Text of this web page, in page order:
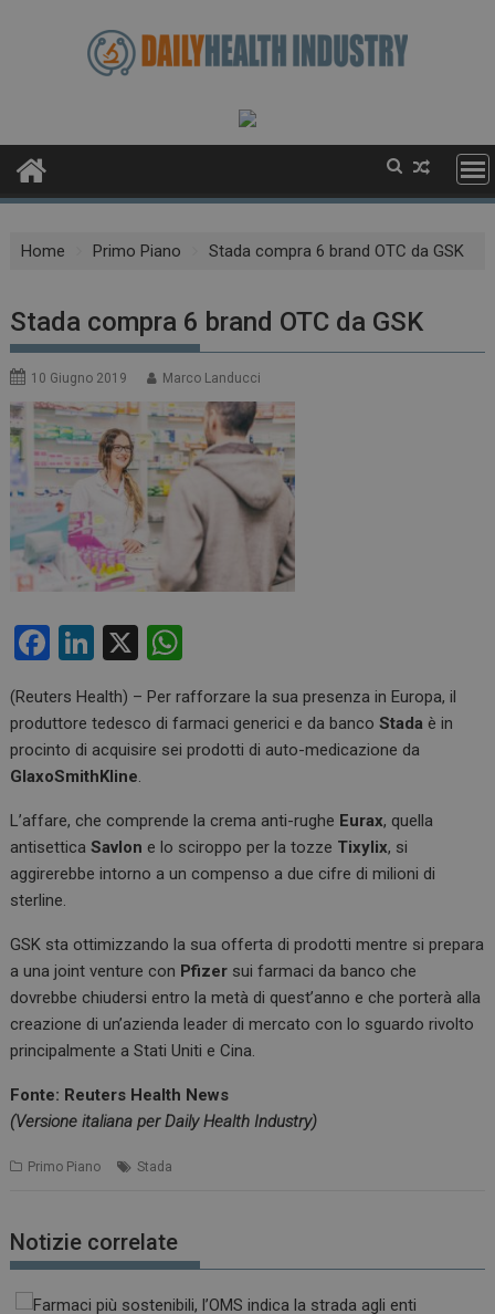
Home Primo Piano Stada compra 6 brand OTC da GSK
Stada compra 6 brand OTC da GSK
10 Giugno 2019 Marco Landucci
F
ce
b
o
o
k
Li
ke
dI
n
X
at
s
p
p
(Reuters Health) – Per rafforzare la sua presenza in Europa, il
produttore tedesco di farmaci generici e da bancoStada è in
procinto di acquisire sei prodotti di auto-medicazione da
GlaxoSmithKline
L’affare, che comprende la crema anti-rughe Eurax, quella
antisetticaSavlon e lo sciroppo per la tozze Tixylix, si
aggirerebbe intorno a un compenso a due cifre di milioni di
sterline.
GSK sta ottimizzando la sua offerta di prodotti mentre si prepara
a una joint venture con Pfizer sui farmaci da banco che
dovrebbe chiudersi entro la metà di quest’anno e che porterà alla
creazione di un’azienda leader di mercato con lo sguardo rivolto
principalmente a Stati Uniti e Cina.
Fonte: Reuters Health News
(Versione italiana per Daily Health Industry)
Primo Piano Stada
Notizie correlate